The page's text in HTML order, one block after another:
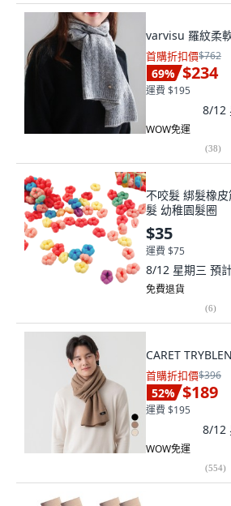
varvisu 羅紋柔
首購折扣價$762
69% $234
運費 $195
8/12
WOW免運
(38)
不咬髮 綁髮橡
髮 幼稚園髮圈
$35
運費 $75
8/12 星期三 預
免費退貨
(6)
CARET
首購折扣價$396
52% $189
運費 $195
8/12
WOW免運
(554)